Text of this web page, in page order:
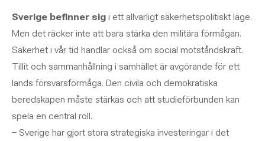
Sverige befinner sig i ett allvarligt säkerhetspolitiskt läge.
Men det räcker inte att bara stärka den militära förmågan.
Säkerhet i vår tid handlar också om social motståndskraft.
Tillit och sammanhållning i samhället är avgörande för ett
lands försvarsförmåga. Den civila och demokratiska
beredskapen måste stärkas och att studieförbunden kan
spela en central roll.
– Sverige har gjort stora strategiska investeringar i det